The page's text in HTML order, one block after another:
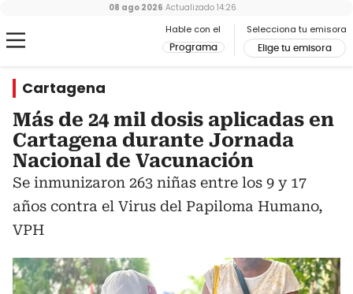
Hable con el
Programa
Selecciona tu emisora
Elige tu emisora
08 ago 2026 Actualizado 14:26
Cartagena
Más de 24 mil dosis aplicadas en
Cartagena durante Jornada
Nacional de Vacunación
Se inmunizaron 263 niñas entre los 9 y 17
años contra el Virus del Papiloma Humano,
VPH